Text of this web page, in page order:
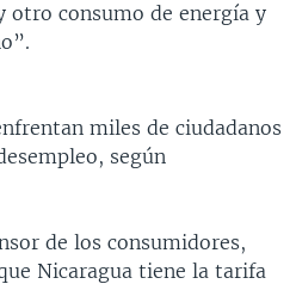
otro consumo de energía y
miles de ciudadanos
según
de los consumidores,
Nicaragua tiene la tarifa